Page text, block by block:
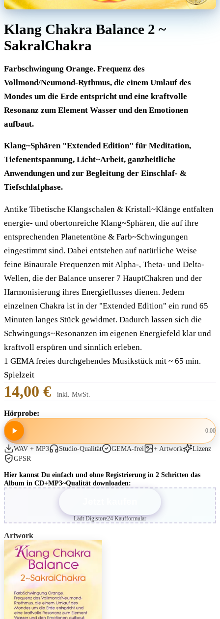
Klang Chakra Balance 2 ~
SakralChakra
Farbschwingung Orange. Frequenz des
Vollmond/Neumond-Rythmus, die einem Umlauf des
Mondes um die Erde entspricht und eine kraftvolle
Resonanz zum Element Wasser und den Emotionen
aufbaut.
Klang~Sphären "Extended Edition" für Meditation,
Tiefenentspannung, Licht~Arbeit, ganzheitliche
Anwendungen und zur Begleitung der Einschlaf- &
Tiefschlafphase.
Antike Tibetische Klangschalen & Kristall~Klänge entfalten
energie- und obertonreiche Klang~Sphären, die auf ihre
entsprechenden Planetentöne & Farb~Schwingungen
eingestimmt sind. Dabei entstehen auf natürliche Weise
feine Binaurale Frequenzen mit Alpha-, Theta- und Delta-
Wellen, die der Balance unserer 7 HauptChakren und der
Harmonisierung ihres Energieflusses dienen. Jedem
einzelnen Chakra ist in der "Extended Edition" ein rund 65
Minuten langes Stück gewidmet. Dadurch lassen sich die
Schwingungs~Resonanzen im eigenen Energiefeld klar und
kraftvoll erspüren und sinnlich erleben.
1 GEMA freies durchgehendes Musikstück mit ~ 65 min.
Spielzeit
14,00 € inkl. MwSt.
Hörprobe:
0:00
WAV + MP3 Studio-Qualität GEMA-frei + Artwork
Lizenz
GPSR
Hier kannst Du einfach und ohne Registrierung in 2 Schritten das
Album in CD+MP3~Qualität downloaden:
Lädt Digistore24 Kaufformular
Artwork